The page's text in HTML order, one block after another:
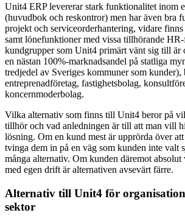
Unit4 ERP levererar stark funktionalitet inom
(huvudbok och reskontror) men har även bra
projekt och serviceorderhantering, vidare
samt lönefunktioner med vissa tillhörande
kundgrupper som Unit4 primärt vänt sig till är
en nästan 100%-marknadsandel på statliga
tredjedel av Sveriges kommuner som kunder),
entreprenadföretag, fastighetsbolag,
koncernmoderbolag.
Vilka alternativ som finns till Unit4 beror på
tillhör och vad anledningen är till att man vill
lösning. Om en kund mest är upprörda över
tvinga dem in på en väg som kunden inte valt
många alternativ. Om kunden däremot
med egen drift är alternativen avsevärt färre.
Alternativ till Unit4 för
sektor